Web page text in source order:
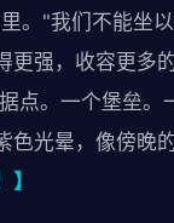
。"我们不能坐
强，收容更多
点。一个堡垒
光晕，像傍晚